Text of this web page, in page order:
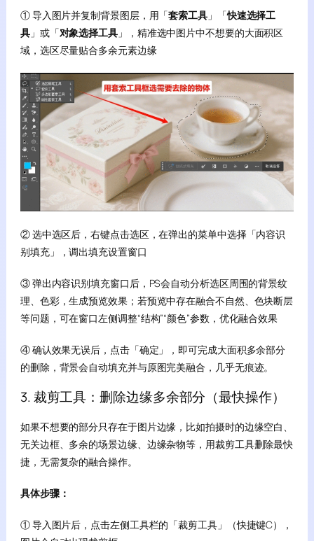
① 导入图片并复制背景图层，用「套索工具」「快速选择工
具」或「对象选择工具」，精准选中图片中不想要的大面积区
域，选区尽量贴合多余元素边缘
② 选中选区后，右键点击选区，在弹出的菜单中选择「内容识
别填充」，调出填充设置窗口
③ 弹出内容识别填充窗口后，PS会自动分析选区周围的背景纹
理、色彩，生成预览效果；若预览中存在融合不自然、色块断层
等问题，可在窗口左侧调整“结构”“颜色”参数，优化融合效果
④ 确认效果无误后，点击「确定」，即可完成大面积多余部分
的删除，背景会自动填充并与原图完美融合，几乎无痕迹。
3. 裁剪工具：删除边缘多余部分（最快操作）
如果不想要的部分只存在于图片边缘，比如拍摄时的边缘空白、
无关边框、多余的场景边缘、边缘杂物等，用裁剪工具删除最快
捷，无需复杂的融合操作。
具体步骤：
① 导入图片后，点击左侧工具栏的「裁剪工具」（快捷键C），